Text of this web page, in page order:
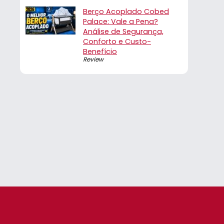
Berço Acoplado Cobed
Palace: Vale a Pena?
Análise de Segurança,
Conforto e Custo-
Benefício
Review